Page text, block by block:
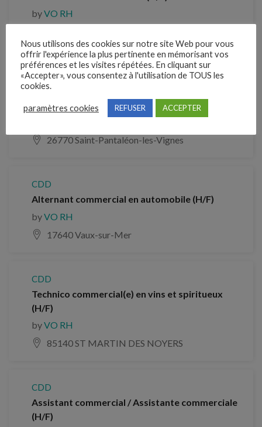
byVO RH
CDD
Assistant commercial / Assistante commerciale
sédentaire (H/F)
26770 Saint-Pantaléon-les-Vignes
CDD
Alternant commercial en automobile (H/F)
byVO RH
17640 Vaux-sur-Mer
CDD
Technico commercial(e) en vins et spiritueux
(H/F)
byVO RH
85140 ST MARTIN DES NOYERS
CDD
Assistant commercial / Assistante commerciale
(H/F)
Nous utilisons des cookies sur notre site Web pour vous
offrir l'expérience la plus pertinente en mémorisant vos
préférences et les visites répétées. En cliquant sur
«Accepter», vous consentez à l'utilisation de TOUS les
cookies.
paramètres cookies REFUSER ACCEPTER